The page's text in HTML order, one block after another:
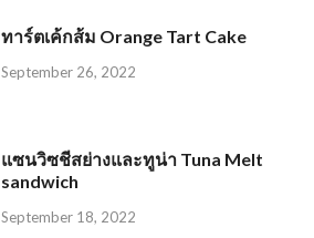
ทาร์ตเค้กส้ม Orange Tart Cake
September 26, 2022
แซนวิซชีสย่างและทูน่า Tuna Melt
sandwich
September 18, 2022